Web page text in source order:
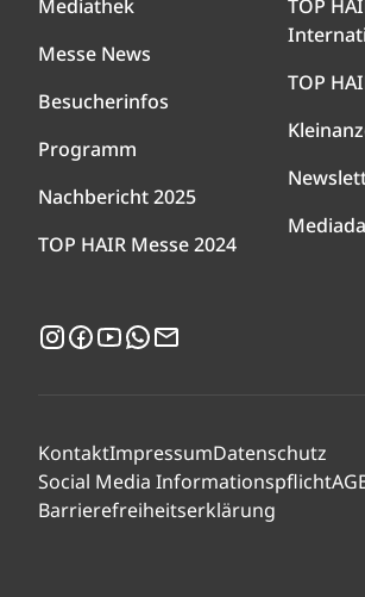
Mediathek
Messe News
Besucherinfos
Programm
Nachbericht 2025
TOP HAIR Messe 2024
TOP
TOP
Instagram
Facebook
YouTubeWhatsApp
KontaktImpressumDatenschutz
Social Media Informationspflicht
Barrierefreiheitserklärung